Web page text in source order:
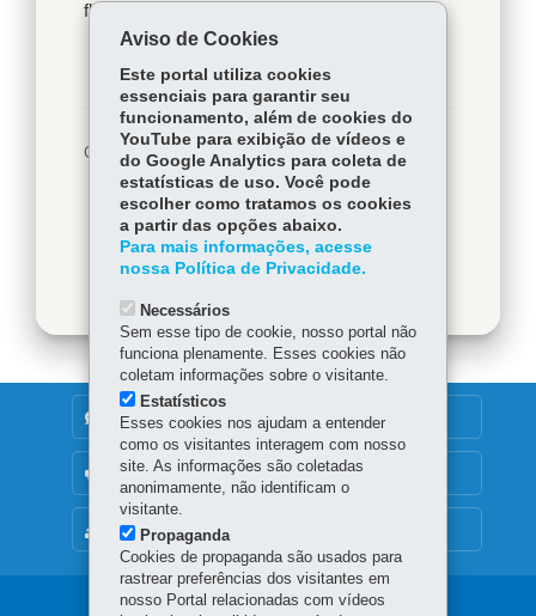
flavio.machosiki@seap.pr.gov.br
COMPARTILHE: Facebook
Twitter
WhatsApp
Voltar Início Imprimir
Baixar
MAPA DO SITE
DENUNCIE CORRUPÇÃO
OUVIDORIA
Aviso de Cookies
Este portal utiliza cookies
essenciais para garantir seu
funcionamento, além de cookies do
YouTube para exibição de vídeos e
do Google Analytics para coleta de
estatísticas de uso. Você pode
escolher como tratamos os cookies
a partir das opções abaixo.
Para mais informações, acesse
nossa Política de Privacidade.
Necessários
Sem esse tipo de cookie, nosso portal não
funciona plenamente. Esses cookies não
coletam informações sobre o visitante.
Estatísticos
Esses cookies nos ajudam a entender
como os visitantes interagem com nosso
site. As informações são coletadas
anonimamente, não identificam o
visitante.
Propaganda
Cookies de propaganda são usados para
rastrear preferências dos visitantes em
nosso Portal relacionadas com vídeos